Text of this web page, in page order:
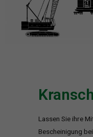
Lassen Sie ihre
Bescheinigung